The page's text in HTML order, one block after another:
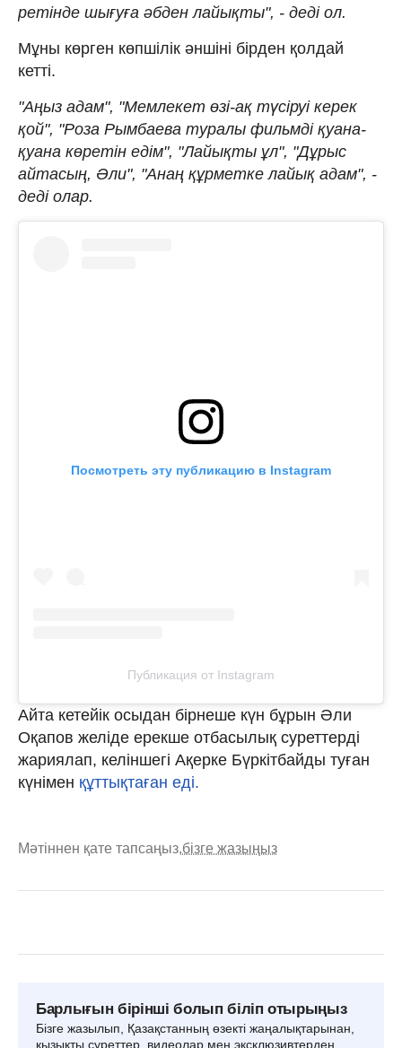
ретінде шығуға әбден лайықты", - деді ол.
Мұны көрген көпшілік әншіні бірден қолдай
кетті.
"Аңыз адам", "Мемлекет өзі-ақ түсіруі керек
қой", "Роза Рымбаева туралы фильмді қуана-
қуана көретін едім", "Лайықты ұл", "Дұрыс
айтасың, Әли", "Анаң құрметке лайық адам", -
деді олар.
Посмотреть эту публикацию в Instagram
Публикация от Instagram
Айта кетейік осыдан бірнеше күн бұрын Әли
Оқапов желіде ерекше отбасылық суреттерді
жариялап, келіншегі Ақерке Бүркітбайды туған
күнімен құттықтаған еді.
Мәтіннен қате тапсаңыз,бізге жазыңыз
Барлығын бірінші болып біліп отырыңыз
Бізге жазылып, Қазақстанның өзекті жаңалықтарынан,
қызықты суреттер, видеолар мен эксклюзивтерден